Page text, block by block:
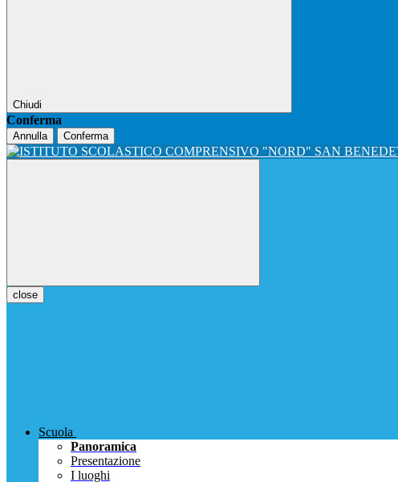
Chiudi
Conferma
Annulla Conferma
close
Scuola
Panoramica
Presentazione
I luoghi